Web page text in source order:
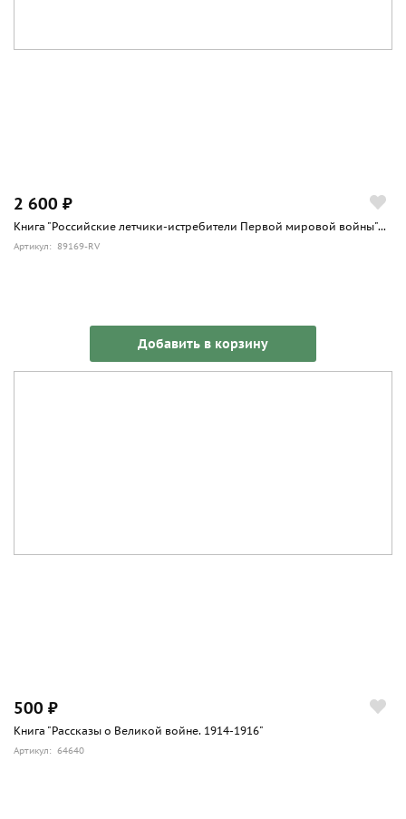
2 600 ₽
Книга "Российские летчики-истребители Первой мировой войны"...
Артикул: 89169-RV
Добавить в корзину
500 ₽
Книга "Рассказы о Великой войне. 1914-1916"
Артикул: 64640